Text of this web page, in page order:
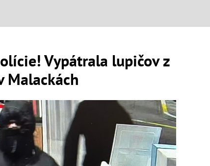
Vypátrala lupičov z
Malackách